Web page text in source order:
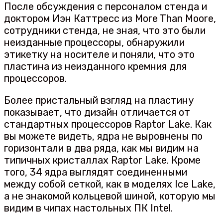
После обсуждения с персоналом стенда и
доктором Иэн Каттресс из More Than Moore,
сотрудники стенда, не зная, что это были
неизданные процессоры, обнаружили
этикетку на носителе и поняли, что это
пластина из неизданного кремния для
процессоров.
Более пристальный взгляд на пластину
показывает, что дизайн отличается от
стандартных процессоров Raptor Lake. Как
вы можете видеть, ядра не выровнены по
горизонтали в два ряда, как мы видим на
типичных кристаллах Raptor Lake. Кроме
того, 34 ядра выглядят соединенными
между собой сеткой, как в моделях Ice Lake,
а не знакомой кольцевой шиной, которую мы
видим в чипах настольных ПК Intel.